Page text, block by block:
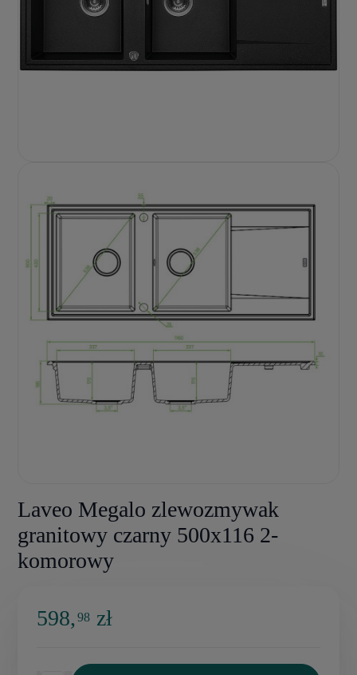
Laveo Megalo zlewozmywak
granitowy czarny 500x116 2-
komorowy
598,98 zł